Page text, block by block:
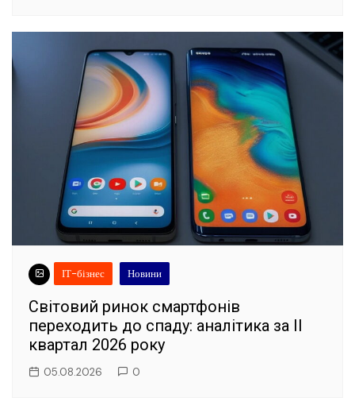
ІТ-бізнес Новини
Світовий ринок смартфонів
переходить до спаду: аналітика за II
квартал 2026 року
05.08.2026 0